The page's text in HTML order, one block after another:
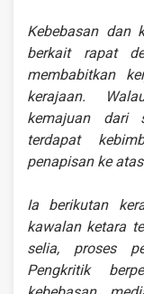
Kebebasan dan
berkait rapat
membabitkan
kerajaan.
kemajuan dari
terdapat
penapisan ke
Ia berikutan
kawalan ketara
selia, proses
Pengkritik